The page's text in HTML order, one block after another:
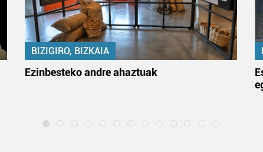
BIZIGIRO, BIZKAIA
Ezinbesteko andre ahaztuak